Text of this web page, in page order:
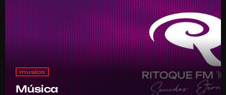
musica
Música